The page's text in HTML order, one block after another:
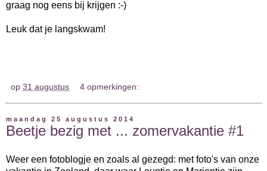
graag nog eens bij krijgen :-)
Leuk dat je langskwam!
op 31 augustus 4 opmerkingen:
maandag 25 augustus 2014
Beetje bezig met ... zomervakantie #1
Weer een fotoblogje en zoals al gezegd: met foto's van onze